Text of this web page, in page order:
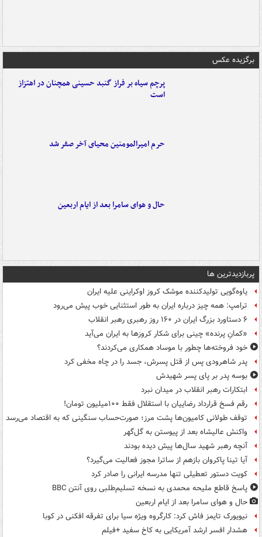
برگزیده عکس
پرچم سیاه بر فراز گنبد حسینی همچنان در اهتزاز
است
حرم امیرالمومنین محیای آخر صفر شد
حال و هوای سامرا بعد از ایام اربعین
پربازدیدترین ها
یاوه‌گویی تولیدکننده موشک کروز اوکراینی علیه ایران
ترامپ: همه چیز درباره ایران به طور استثنایی خوب پیش می‌رود
۶ دستاورد بزرگ ایران در ۱۶۰ روز رهبری رهبر انقلاب
«کمانِ پرنده» چینی برای شکار کروزها به ایران می‌آید
خود فروخته‌ها چطور با موساد همکاری می‌کردند؟
پدر شاهرودی پس از قتل پسرش، جسد را در چاه مخفی کرد
بوسه‌ پدر بر پای پسر شهیدش
ابتکارات رهبر انقلاب در میدان نبرد
رقم فسخ قرارداد رضاییان با استقلال فقط ۱۰۰میلیون تومان!
توقف طولانی کامیون‌ها پشت مرز؛ صورت‌حساب سنگینی که به اقتصاد می‌رسد
واکنش عالیشاه بعد از پیوستن به گل‌گهر
آنچه رهبر شهید سال‌ها پیش دیده بودند
آیا تینا پاکروان بازهم از ساترا مجوز فعالیت می‌گیرد؟
کویت دستور تعطیلی تنها مدرسه ایرانی را صادر کرد
پاسخ قاطع ملیحه محمدی به نسخه تسلیم‌طلبی روی آنتن BBC
حال و هوای سامرا بعد از ایام اربعین
نیویورک تایمز فاش کرد: کارگروه ویژه سیا برای تفرقه افکنی در کوبا
هشدار افسر ارشد آمریکایی به کاخ سفید +فیلم